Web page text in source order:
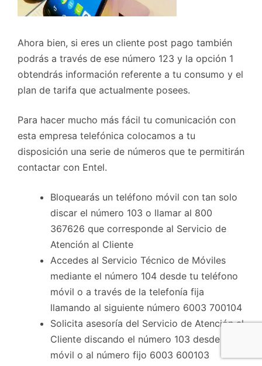
Ahora bien, si eres un cliente post pago también
podrás a través de ese número 123 y la opción 1
obtendrás información referente a tu consumo y el
plan de tarifa que actualmente posees.
Para hacer mucho más fácil tu comunicación con
esta empresa telefónica colocamos a tu
disposición una serie de números que te permitirán
contactar con Entel.
Bloquearás un teléfono móvil con tan solo
discar el número 103 o llamar al 800
367626 que corresponde al Servicio de
Atención al Cliente
Accedes al Servicio Técnico de Móviles
mediante el número 104 desde tu teléfono
móvil o a través de la telefonía fija
llamando al siguiente número 6003 700104
Solicita asesoría del Servicio de Atención al
Cliente discando el número 103 desde tu
móvil o al número fijo 6003 600103